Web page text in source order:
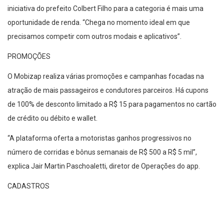
iniciativa do prefeito Colbert Filho para a categoria é mais uma
oportunidade de renda. “Chega no momento ideal em que
precisamos competir com outros modais e aplicativos”.
PROMOÇÕES
O Mobizap realiza várias promoções e campanhas focadas na
atração de mais passageiros e condutores parceiros. Há cupons
de 100% de desconto limitado a R$ 15 para pagamentos no cartão
de crédito ou débito e wallet.
“A plataforma oferta a motoristas ganhos progressivos no
número de corridas e bônus semanais de R$ 500 a R$ 5 mil”,
explica Jair Martin Paschoaletti, diretor de Operações do app.
CADASTROS